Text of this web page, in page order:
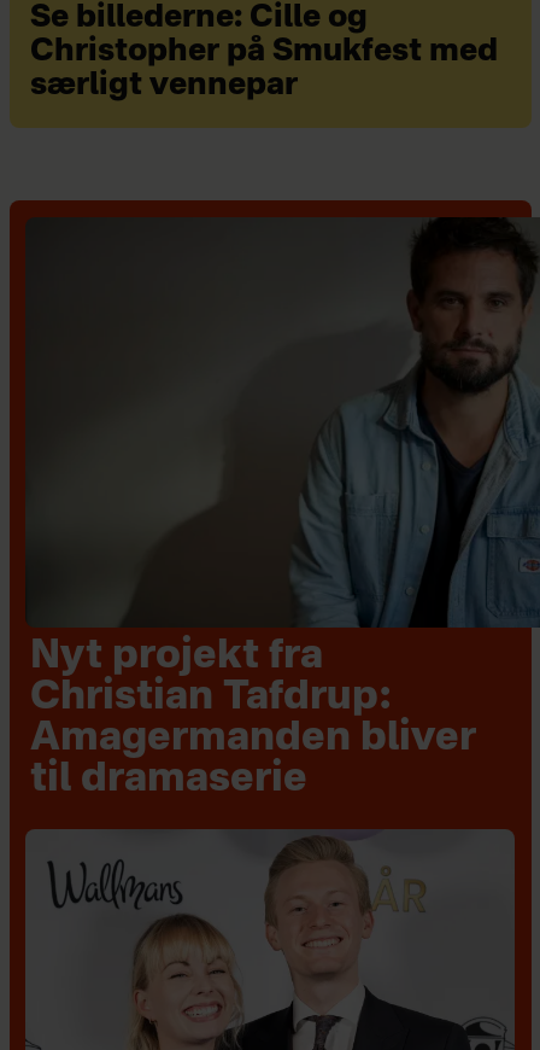
Se billederne: Cille og
Christopher på Smukfest med
særligt vennepar
Nyt projekt fra
Christian Tafdrup:
Amagermanden bliver
til dramaserie